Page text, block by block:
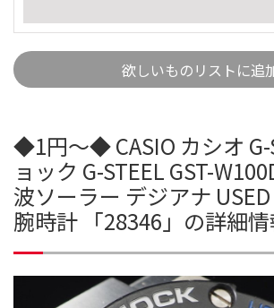
欲しいものリストに追
◆1円～◆ CASIO カシオ G-
ョック G-STEEL GST-
波ソーラー デジアナ
腕時計 「28346」の詳細